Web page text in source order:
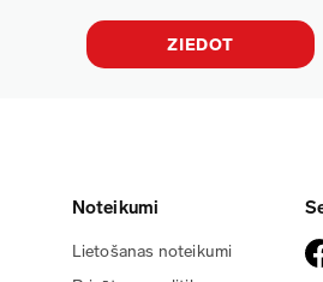
ZIEDOT
Noteikumi
Lietošanas noteikumi